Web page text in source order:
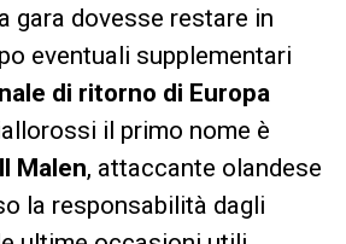
gara dovesse restare in
eventuali supplementari
di ritorno di Europa
il primo nome è
Malen, attaccante olandese
la responsabilità dagli